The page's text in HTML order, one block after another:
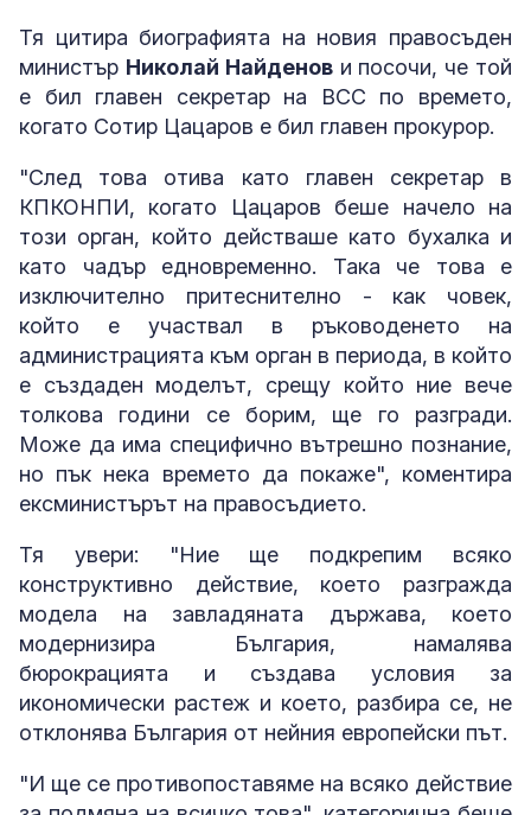
Тя цитира биографията на новия правосъден
министър Николай Найденови посочи, че той
е бил главен секретар на ВСС по времето,
когато Сотир Цацаров е бил главен прокурор.
"След това отива като главен секретар в
КПКОНПИ, когато Цацаров беше начело на
този орган, който действаше като бухалка и
като чадър едновременно. Така че това е
изключително притеснително - как човек,
който е участвал в ръководенето на
администрацията към орган в периода, в който
е създаден моделът, срещу който ние вече
толкова години се борим, ще го разгради.
Може да има специфично вътрешно познание,
но пък нека времето да покаже", коментира
ексминистърът на правосъдието.
Тя увери: "Ние ще подкрепим всяко
конструктивно действие, което разгражда
модела на завладяната държава, което
модернизира България, намалява
бюрокрацията и създава условия за
икономически растеж и което, разбира се, не
отклонява България от нейния европейски път.
"И ще се противопоставяме на всяко действие